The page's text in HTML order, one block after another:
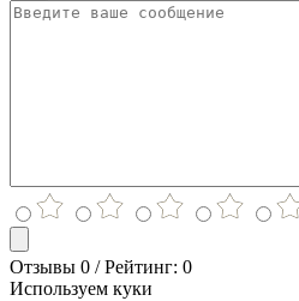
Отзывы 0 / Рейтинг: 0
Используем куки